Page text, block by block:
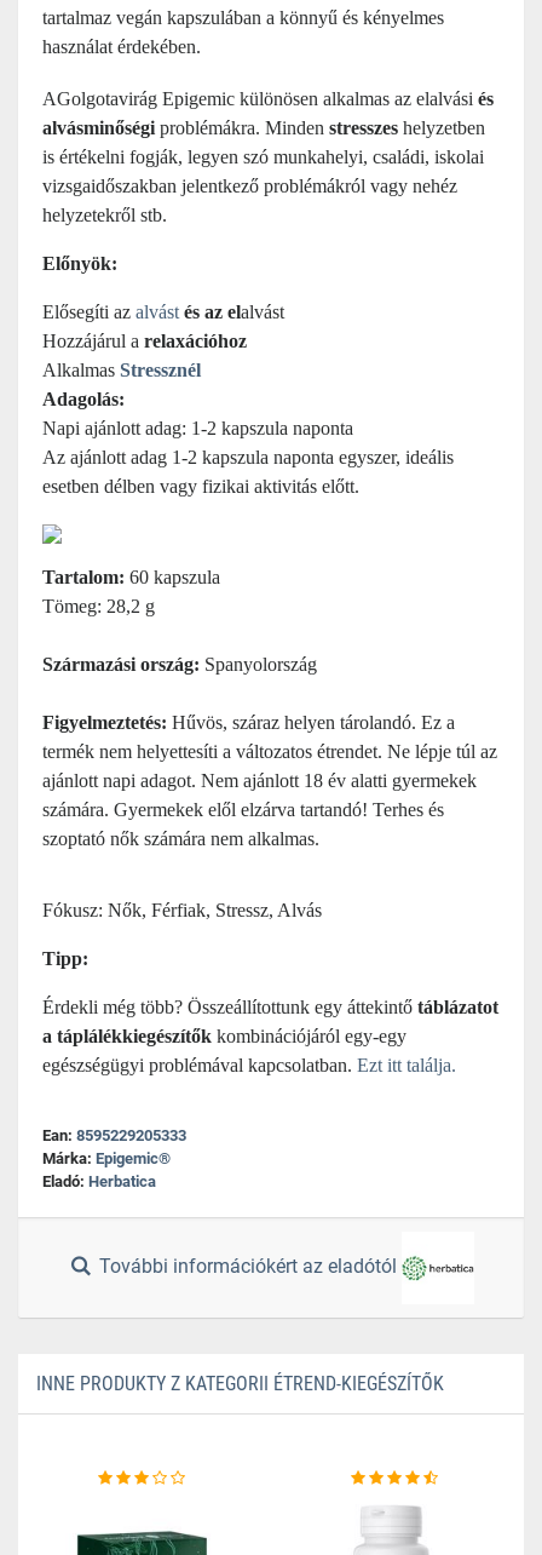
tartalmaz vegán kapszulában a könnyű és kényelmes
használat érdekében.
AGolgotavirág Epigemic különösen alkalmas az elalvási és
alvásminőségi problémákra. Minden stresszes helyzetben
is értékelni fogják, legyen szó munkahelyi, családi, iskolai
vizsgaidőszakban jelentkező problémákról vagy nehéz
helyzetekről stb.
Előnyök:
Elősegíti az alvást és az elalvást
Hozzájárul a relaxációhoz
Alkalmas Stressznél
Adagolás:
Napi ajánlott adag: 1-2 kapszula naponta
Az ajánlott adag 1-2 kapszula naponta egyszer, ideális
esetben délben vagy fizikai aktivitás előtt.
Tartalom: 60 kapszula
Tömeg: 28,2 g
Származási ország: Spanyolország
Figyelmeztetés: Hűvös, száraz helyen tárolandó. Ez a
termék nem helyettesíti a változatos étrendet. Ne lépje túl az
ajánlott napi adagot. Nem ajánlott 18 év alatti gyermekek
számára. Gyermekek elől elzárva tartandó! Terhes és
szoptató nők számára nem alkalmas.
Fókusz: Nők, Férfiak, Stressz, Alvás
Tipp:
Érdekli még több? Összeállítottunk egy áttekintő táblázatot
a táplálékkiegészítők kombinációjáról egy-egy
egészségügyi problémával kapcsolatban. Ezt itt találja.
Ean: 8595229205333
Márka: Epigemic®
Eladó: Herbatica
További információkért az eladótól
INNE PRODUKTY Z KATEGORII ÉTREND-KIEGÉSZÍTŐK